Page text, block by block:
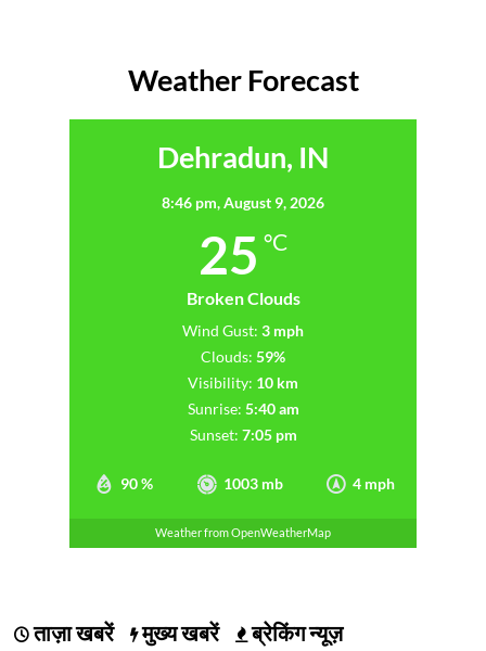
Weather Forecast
Dehradun, IN
8:46 pm,August 9, 2026
25 °C
Broken Clouds
90 % 1003 mb 4 mph
Wind Gust: 3 mph
Clouds: 59%
Visibility: 10 km
Sunrise: 5:40 am
Sunset: 7:05 pm
Weather from OpenWeatherMap
ताज़ा खबरें मुख्य खबरें ब्रेकिंग न्यूज़